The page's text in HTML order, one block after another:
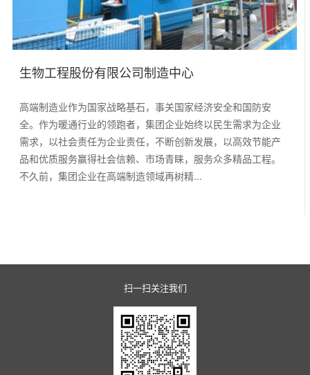
生物工程股份有限公司制造中心
高端制造业作为国家战略基石，事关国家经济安全和国防安
全。作为暖通行业的领跑者，集团企业始终以民生需求为企业
需求，以社会责任为企业责任，不断创新发展，以高效节能产
品和优质服务赢得社会信赖、市场青睐，服务众多精品工程。
不久前，集团企业在高端制造领域再树精...
扫一扫关注我们